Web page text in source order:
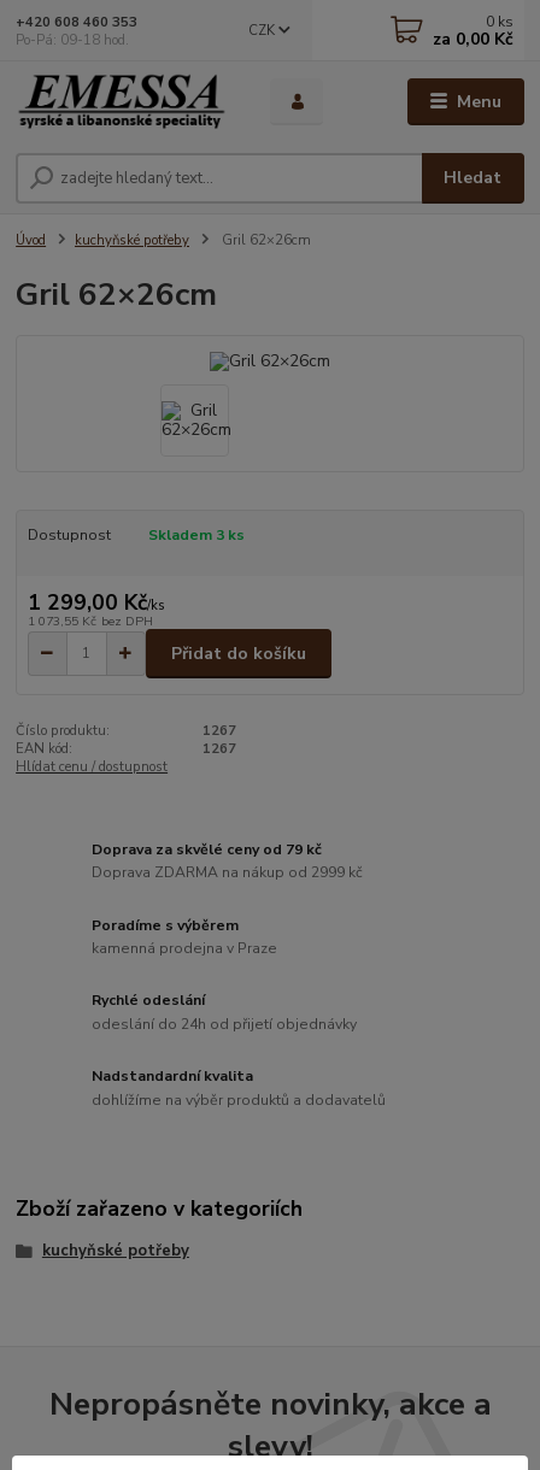
Menu
CZK
Hledat
+420 608 460 353
Po-Pá: 09-18 hod.
0 ks
za 0,00 Kč
Úvod kuchyňské potřeby Gril 62×26cm
Gril 62×26cm
Dostupnost Skladem 3 ks
1 299,00 Kč/ks
1 073,55 Kč bez DPH
Přidat do košíku
Číslo produktu:
1267
EAN kód:
1267
Hlídat cenu / dostupnost
Doprava za skvělé ceny od 79 kč
Doprava ZDARMA na nákup od 2999 kč
Poradíme s výběrem
kamenná prodejna v Praze
Rychlé odeslání
odeslání do 24h od přijetí objednávky
Nadstandardní kvalita
dohlížíme na výběr produktů a dodavatelů
Zboží zařazeno v kategoriích
kuchyňské potřeby
Nepropásněte novinky, akce a
slevy!